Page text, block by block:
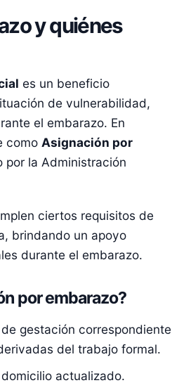
y quiénes
es un beneficio
de vulnerabilidad,
el embarazo. En
como Asignación por
por la Administración
ciertos requisitos de
brindando un apoyo
durante el embarazo.
por embarazo?
gestación correspondiente
del trabajo formal.
actualizado.